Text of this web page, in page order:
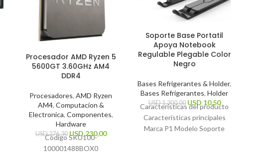
Procesador AMD Ryzen 5
5600GT 3.60GHz AM4
DDR4
Procesadores, AMD Ryzen
AM4, Computacion &
Electronica, Componentes,
Hardware
USD276,30 USD230,00
Código SKU100-
100001488BOX0
Soporte Base Portatil
Apoya Notebook
Regulable Plegable Color
Negro
Bases Refrigerantes & Holder,
Bases Refrigerantes, Holder
USD1.300,00 USD 10,50
Características del producto
Características principales
Marca P1 Modelo Soporte